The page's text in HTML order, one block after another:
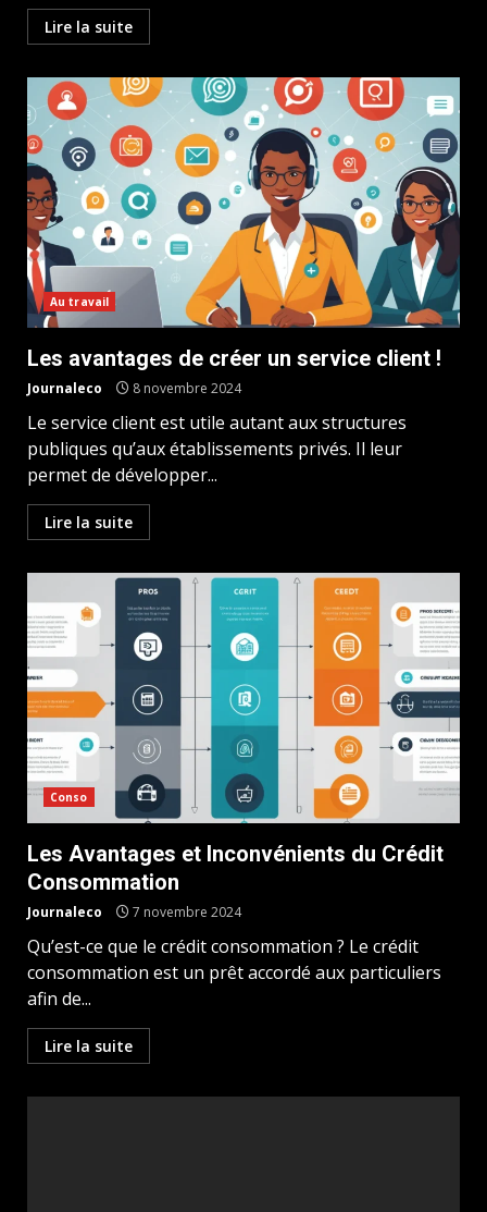
Lire la suite
Au travail
Les avantages de créer un service client !
Journaleco 8 novembre 2024
Le service client est utile autant aux structures
publiques qu’aux établissements privés. Il leur
permet de développer...
Lire la suite
Conso
Les Avantages et Inconvénients du Crédit
Consommation
Journaleco 7 novembre 2024
Qu’est-ce que le crédit consommation ? Le crédit
consommation est un prêt accordé aux particuliers
afin de...
Lire la suite